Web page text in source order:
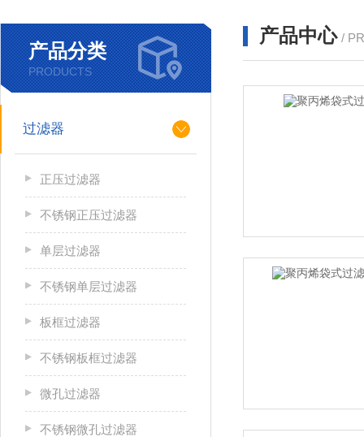
产品分类
PRODUCTS
过滤器
正压过滤器
不锈钢正压过滤器
单层过滤器
不锈钢单层过滤器
板框过滤器
不锈钢板框过滤器
微孔过滤器
不锈钢微孔过滤器
产品中心 /